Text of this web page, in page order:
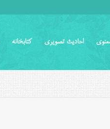
احادیث تصویری کتابخانه